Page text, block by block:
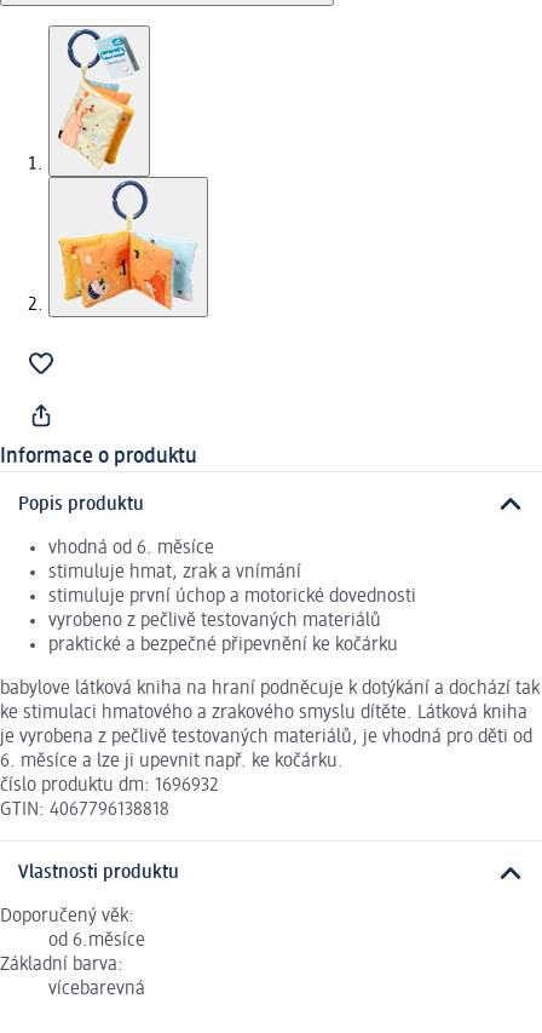
Informace o produktu
Popis produktu
vhodná od 6. měsíce
stimuluje hmat, zrak a vnímání
stimuluje první úchop a motorické dovednosti
vyrobeno z pečlivě testovaných materiálů
praktické a bezpečné připevnění ke kočárku
babylove látková kniha na hraní podněcuje k dotýkání a dochází tak
ke stimulaci hmatového a zrakového smyslu dítěte. Látková kniha
je vyrobena z pečlivě testovaných materiálů, je vhodná pro děti od
6. měsíce a lze ji upevnit např. ke kočárku.
číslo produktu dm: 1696932
GTIN: 4067796138818
Vlastnosti produktu
Doporučený věk:
od 6.měsíce
Základní barva:
vícebarevná